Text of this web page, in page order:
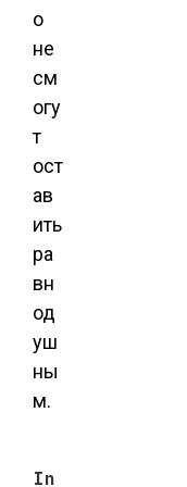
о
не
см
огу
т
ост
ав
ить
ра
вн
од
уш
ны
м.
In